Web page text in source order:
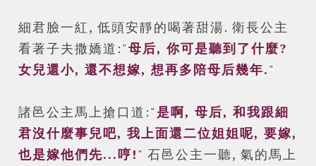
細君臉一紅, 低頭安靜的喝著甜湯. 衛長公主
看著子夫撒嬌道:"母后, 你可是聽到了什麼?
女兒還小, 還不想嫁, 想再多陪母后幾年."
諸邑公主馬上搶口道:"是啊, 母后, 和我跟細
君沒什麼事兒吧, 我上面還二位姐姐呢, 要嫁,
也是嫁他們先...哼!" 石邑公主一聽, 氣的馬上